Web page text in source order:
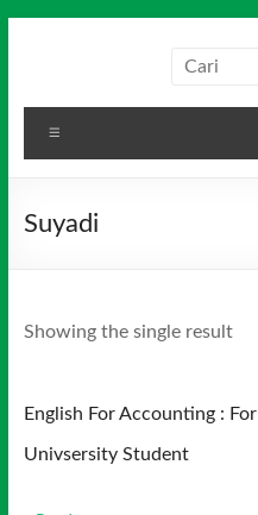
Media
Indonesia
Suyadi
Showing the single result
English For Accounting : For
Univsersity Student